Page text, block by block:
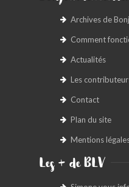
Archives de
Comment
Actualités
Les
Contact
Plan du site
Mentions
Les + de BLV